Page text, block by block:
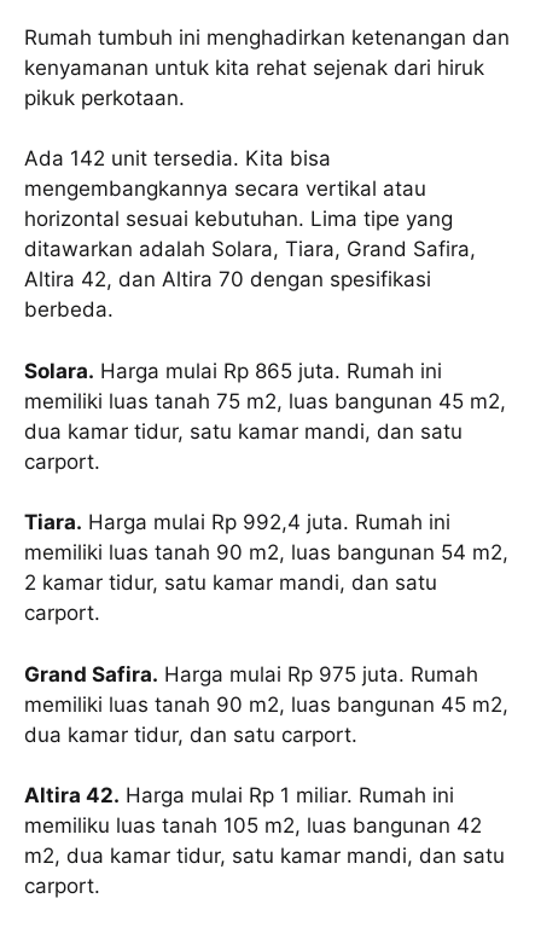
Rumah tumbuh ini menghadirkan ketenangan dan
kenyamanan untuk kita rehat sejenak dari hiruk
pikuk perkotaan.
Ada 142 unit tersedia. Kita bisa
mengembangkannya secara vertikal atau
horizontal sesuai kebutuhan. Lima tipe yang
ditawarkan adalah Solara, Tiara, Grand Safira,
Altira 42, dan Altira 70 dengan spesifikasi
berbeda.
Solara. Harga mulai Rp 865 juta. Rumah ini
memiliki luas tanah 75 m2, luas bangunan 45 m2,
dua kamar tidur, satu kamar mandi, dan satu
carport.
Tiara. Harga mulai Rp 992,4 juta. Rumah ini
memiliki luas tanah 90 m2, luas bangunan 54 m2,
2 kamar tidur, satu kamar mandi, dan satu
carport.
Grand Safira. Harga mulai Rp 975 juta. Rumah
memiliki luas tanah 90 m2, luas bangunan 45 m2,
dua kamar tidur, dan satu carport.
Altira 42. Harga mulai Rp 1 miliar. Rumah ini
memiliku luas tanah 105 m2, luas bangunan 42
m2, dua kamar tidur, satu kamar mandi, dan satu
carport.